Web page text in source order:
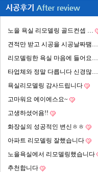
노을 욕실 리모델링 골드컨셉 …
견적만 받고 시공을 시공날짜땜…
리모델링한 욕실 마음에 들어요…
타업체와 정말 다릅니다 신경많…
욕실리모델링 감사드립니다
고마워요 에이에스요~
고생하셨어욤!!
화장실의 성공적인 변신ㅎㅎ
아파트 리모델링 잘했습니다
노을욕실에서 리모델링했습니다
추천합니다